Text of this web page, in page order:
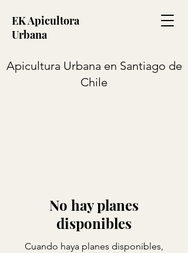
EK Apicultora
Urbana
Apicultura Urbana en Santiago de
Chile
No hay planes
disponibles
Cuando haya planes disponibles,